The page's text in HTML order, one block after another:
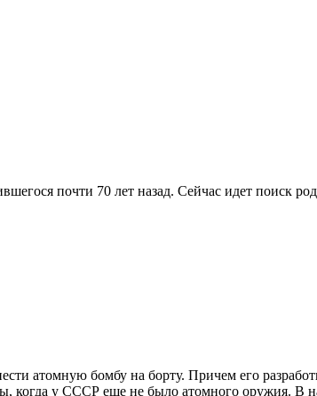
почти 70 лет назад. Сейчас идет поиск
атомную бомбу на борту. Причем его
когда у СССР еще не было атомного оружия. В